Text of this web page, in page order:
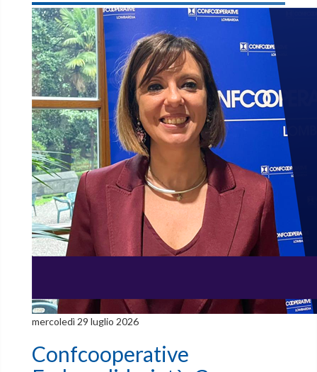
mercoledì 29 luglio 2026
Confcooperative